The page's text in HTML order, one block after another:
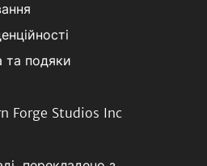
та подяки
Forge Studios Inc